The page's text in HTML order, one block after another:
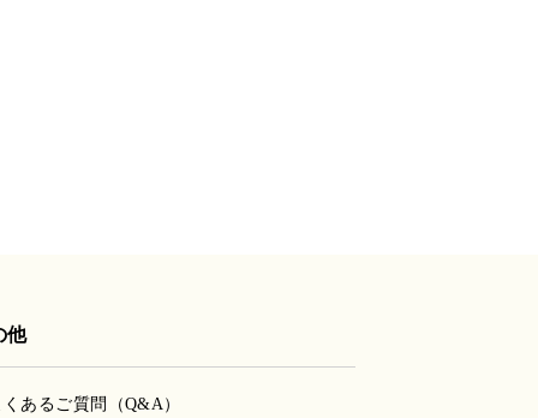
他
くあるご質問（Q&A）